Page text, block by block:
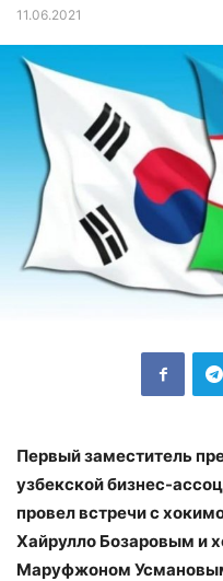
11.06.2021
Первый заместитель
узбекской бизнес-
провел встречи с
Хайрулло Бозаровым и
Маруфжоном